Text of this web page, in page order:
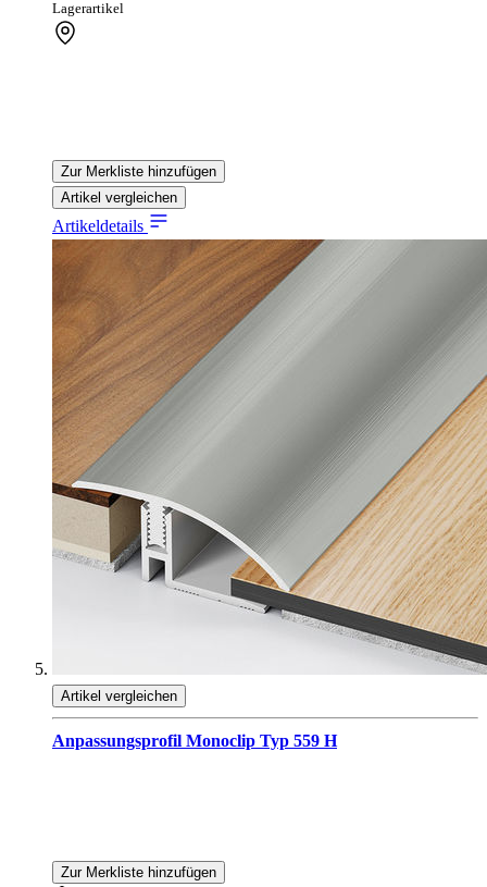
Lagerartikel
Zur Merkliste hinzufügen
Artikel vergleichen
Artikeldetails
Artikel vergleichen
Anpassungsprofil Monoclip Typ 559 H
Zur Merkliste hinzufügen